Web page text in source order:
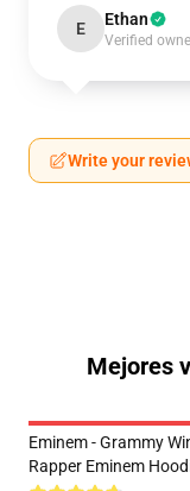
E Ethan
Verified
Write your
Mejores
Eminem - Grammy
Rapper Eminem